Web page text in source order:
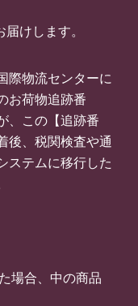
けします。
際物流センターに
お荷物追跡番
、この【追跡番
後、税関検査や通
ステムに移行した
場合、中の商品